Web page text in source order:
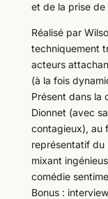
et de la prise
Réalisé par
techniquement
acteurs
(à la fois
Présent dans la
Dionnet (avec
contagieux), au
représentatif du
mixant
comédie
Bonus :